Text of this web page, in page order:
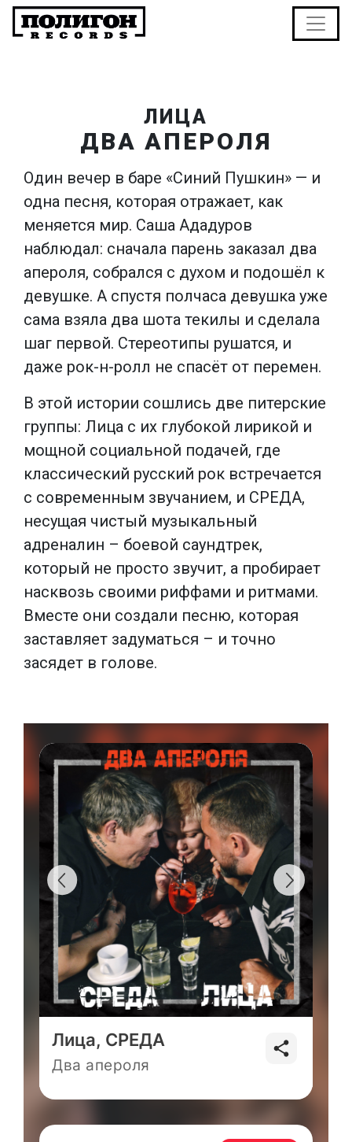
ЛИЦА
ДВА АПЕРОЛЯ
Один вечер в баре «Синий Пушкин» — и
одна песня, которая отражает, как
меняется мир. Саша Ададуров
наблюдал: сначала парень заказал два
апероля, собрался с духом и подошёл к
девушке. А спустя полчаса девушка уже
сама взяла два шота текилы и сделала
шаг первой. Стереотипы рушатся, и
даже рок-н-ролл не спасёт от перемен.
В этой истории сошлись две питерские
группы: Лица с их глубокой лирикой и
мощной социальной подачей, где
классический русский рок встречается
с современным звучанием, и СРЕДА,
несущая чистый музыкальный
адреналин – боевой саундтрек,
который не просто звучит, а пробирает
насквозь своими риффами и ритмами.
Вместе они создали песню, которая
заставляет задуматься – и точно
засядет в голове.